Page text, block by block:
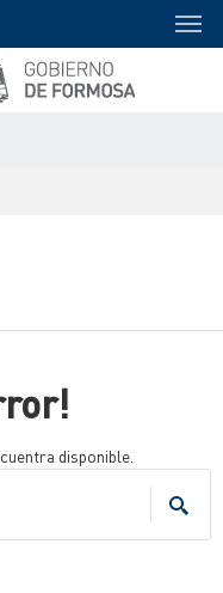
disponible.